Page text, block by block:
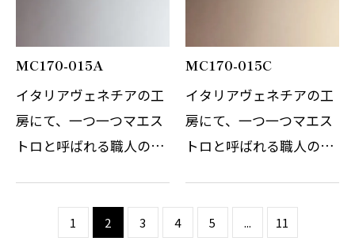
MC170-015A
イタリアヴェネチアの工
房にて、一つ一つマエス
トロと呼ばれる職人の手
スを吹き込む伝統的なこ
MC170-015C
イタリアヴェネチアの工
房にて、一つ一つマエス
トロと呼ばれる職人の手
スを吹き込む伝統的なこ
1 2 3 4 5 ... 11